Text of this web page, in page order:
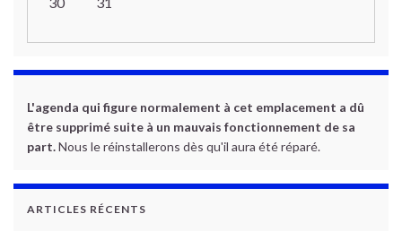
L'agenda qui figure normalement à cet emplacement a dû
être supprimé suite à un mauvais fonctionnement de sa
part.Nous le réinstallerons dès qu'il aura été réparé.
ARTICLES RÉCENTS